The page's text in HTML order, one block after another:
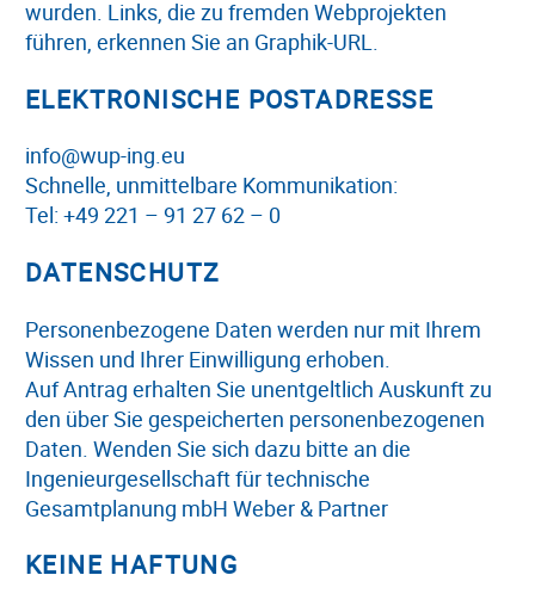
wurden. Links, die zu fremden Webprojekten
führen, erkennen Sie an Graphik-URL.
ELEKTRONISCHE POSTADRESSE
info@wup-ing.eu
Schnelle, unmittelbare Kommunikation:
Tel: +49 221 – 91 27 62 – 0
DATENSCHUTZ
Personenbezogene Daten werden nur mit Ihrem
Wissen und Ihrer Einwilligung erhoben.
Auf Antrag erhalten Sie unentgeltlich Auskunft zu
den über Sie gespeicherten personenbezogenen
Daten. Wenden Sie sich dazu bitte an die
Ingenieurgesellschaft für technische
Gesamtplanung mbH Weber & Partner
KEINE HAFTUNG